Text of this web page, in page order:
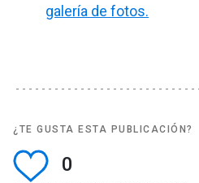
galería de fotos.
¿TE GUSTA ESTA PUBLICACIÓN?
0